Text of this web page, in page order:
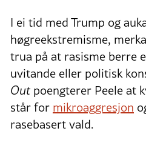
I ei tid med Trump og
høgreekstremisme,
trua på at rasisme berre
uvitande eller politisk
Out poengterer Peele at
står for mikroaggresjon
rasebasert vald.